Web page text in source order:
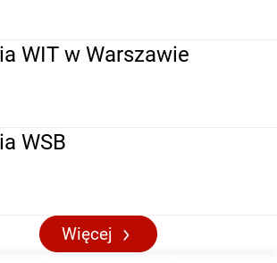
WIT w Warszawie
WSB
Więcej